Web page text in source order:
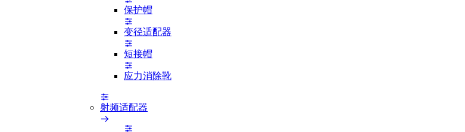
保护帽
变径适配器
短接帽
应力消除靴
射频适配器